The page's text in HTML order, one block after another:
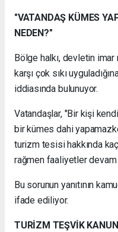
"VATANDAŞ KÜMES
NEDEN?"
Bölge halkı, devletin imar
karşı çok sıkı
iddiasında bulunuyor.
Vatandaşlar, "Bir kişi
bir kümes dahi
turizm tesisi hakkında
rağmen faaliyetler
Bu sorunun yanıtının
ifade ediliyor.
TURİZM TEŞVİK